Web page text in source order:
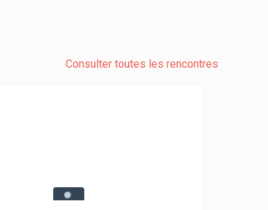
Consulter toutes les rencontres